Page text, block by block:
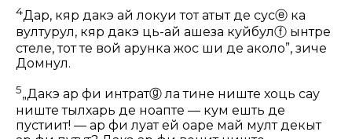
4Дар, кяр дакэ ай локуи тот атыт де сусⓔ ка
вултурул, кяр дакэ ць-ай ашеза куйбулⓕ ынтре
стеле, тот те вой арунка жос ши де аколо”, зиче
Домнул.
5„Дакэ ар фи интратⓖла тине ниште хоць сау
ниште тылхарь де ноапте — кум ешть де
пустиит! — ар фи луат ей оаре май мулт декыт